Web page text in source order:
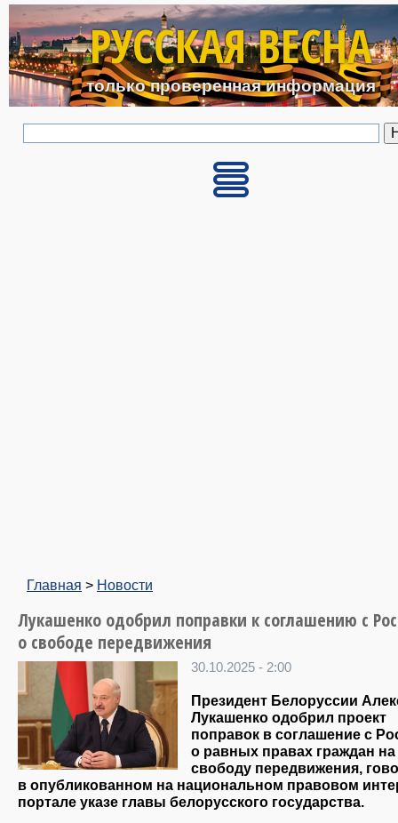
Перейти к основному
РУССКАЯ ВЕСНА
только проверенная информация
Главная > Новости
Лукашенко одобрил поправки к соглашению с
о свободе передвижения
30.10.2025 - 2:00
Президент Белоруссии
Лукашенко одобрил проект
поправок в соглашение с
о равных правах граждан на
свободу передвижения,
в опубликованном на национальном правовом
портале указе главы белорусского государства.